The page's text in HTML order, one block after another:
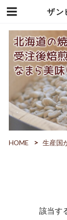
HOME 生産国か
該当す